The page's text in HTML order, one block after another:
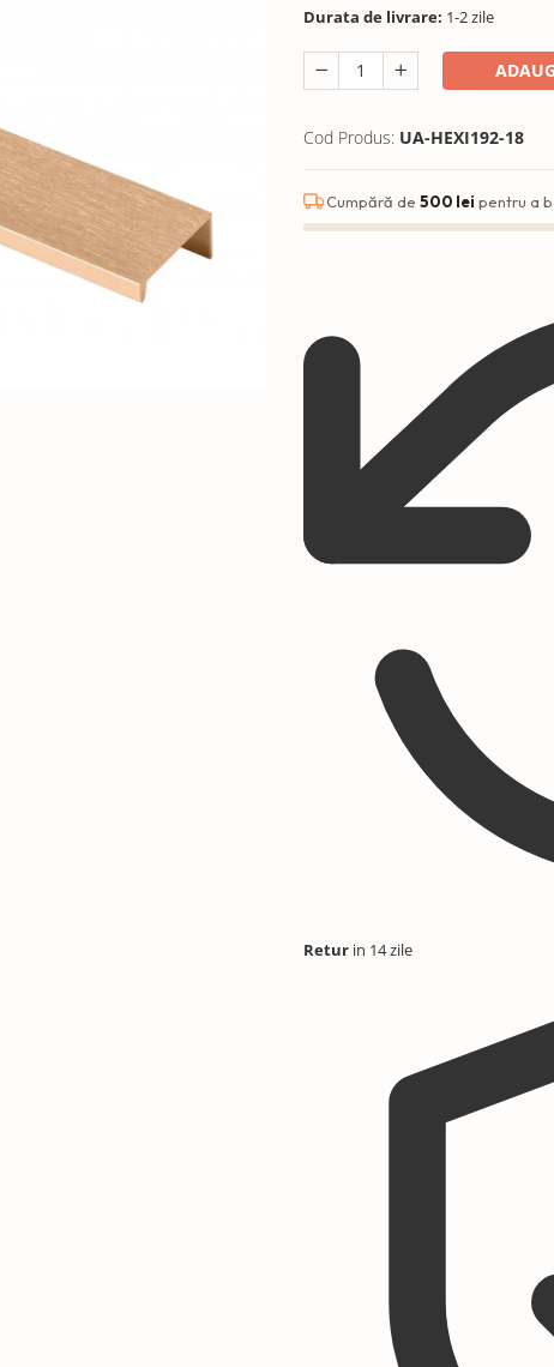
Durata de livrare: 1-2 zile
Cod Produs: UA-HEXI192-18
Cumpără de 500 lei pentru a
Retur in 14 zile